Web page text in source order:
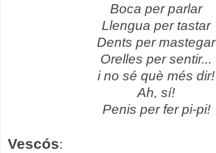
Boca per parlar
Llengua per tastar
Dents per mastegar
Orelles per sentir...
i no sé què més dir!
Ah, sí!
Penis per fer pi-pi!
Vescós: